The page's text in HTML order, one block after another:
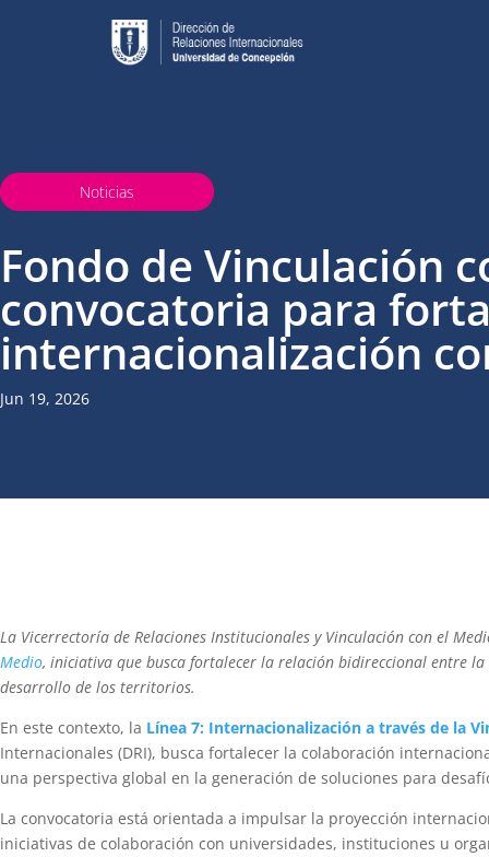
Noticias
Fondo de Vinculación
convocatoria para
internacionalización
Jun 19, 2026
La Vicerrectoría de Relaciones Institucionales y Vinculación con el
Medio, iniciativa que busca fortalecer la relación bidireccional entre
desarrollo de los territorios.
En este contexto, la Línea 7: Internacionalización a través de la
Internacionales (DRI), busca fortalecer la colaboración
una perspectiva global en la generación de soluciones para
La convocatoria está orientada a impulsar la proyección
iniciativas de colaboración con universidades, instituciones u